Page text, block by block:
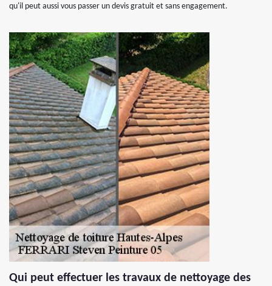
qu'il peut aussi vous passer un devis gratuit et sans engagement.
Qui peut effectuer les travaux de nettoyage des